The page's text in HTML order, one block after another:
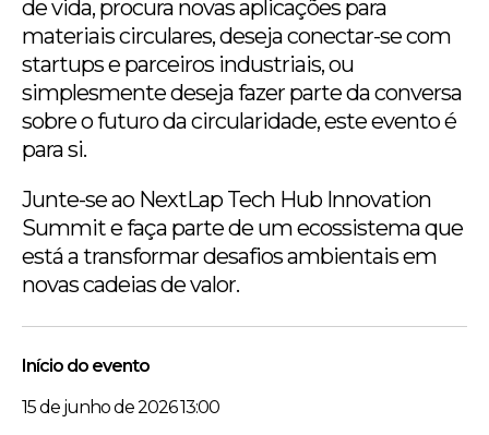
de vida, procura novas aplicações para
materiais circulares, deseja conectar-se com
startups e parceiros industriais, ou
simplesmente deseja fazer parte da conversa
sobre o futuro da circularidade, este evento é
para si.
Junte-se ao NextLap Tech Hub Innovation
Summit e faça parte de um ecossistema que
está a transformar desafios ambientais em
novas cadeias de valor.
Início do evento
15 de junho de 2026 13:00